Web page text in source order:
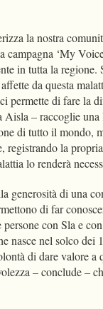
la nostra
‘My
in tutta la
da questa
permette di fare la
– raccoglie
di tutto il mondo,
registrando la
lo renderà
generosità di una
di far
con Sla e
nasce nel solco dei
di dare valore a
– conclude –